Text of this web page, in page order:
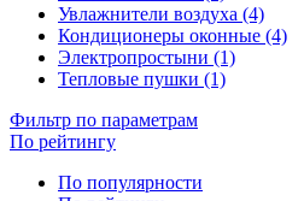
Увлажнители воздуха (4)
Кондиционеры оконные (4)
Электропростыни (1)
Тепловые пушки (1)
Фильтр по параметрам
По рейтингу
По популярности